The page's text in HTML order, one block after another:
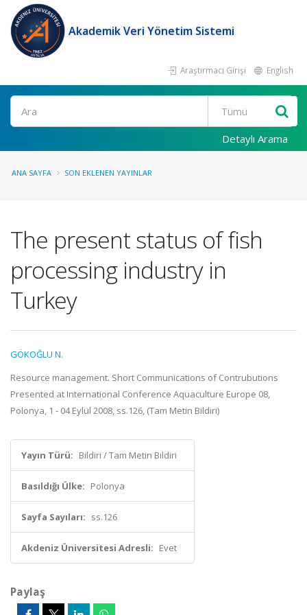
Akademik Veri Yönetim Sistemi
Araştırmacı Girişi English
Ara
Detaylı Arama
ANA SAYFA SON EKLENEN YAYINLAR
The present status of fish
processing industry in
Turkey
GÖKOĞLU N.
Resource management. Short Communications of Contrubutions
Presented at International Conference Aquaculture Europe 08,
Polonya, 1 - 04 Eylül 2008, ss.126, (Tam Metin Bildiri)
Yayın Türü: Bildiri / Tam Metin Bildiri
Basıldığı Ülke: Polonya
Sayfa Sayıları: ss.126
Akdeniz Üniversitesi Adresli: Evet
Paylaş